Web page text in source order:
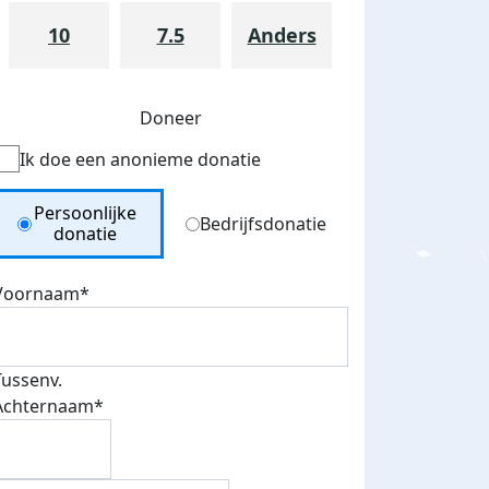
10 7.5 Anders
Doneer
Ik doe een anonieme donatie
Donation Type
Persoonlijke
donatie
Bedrijfsdonatie